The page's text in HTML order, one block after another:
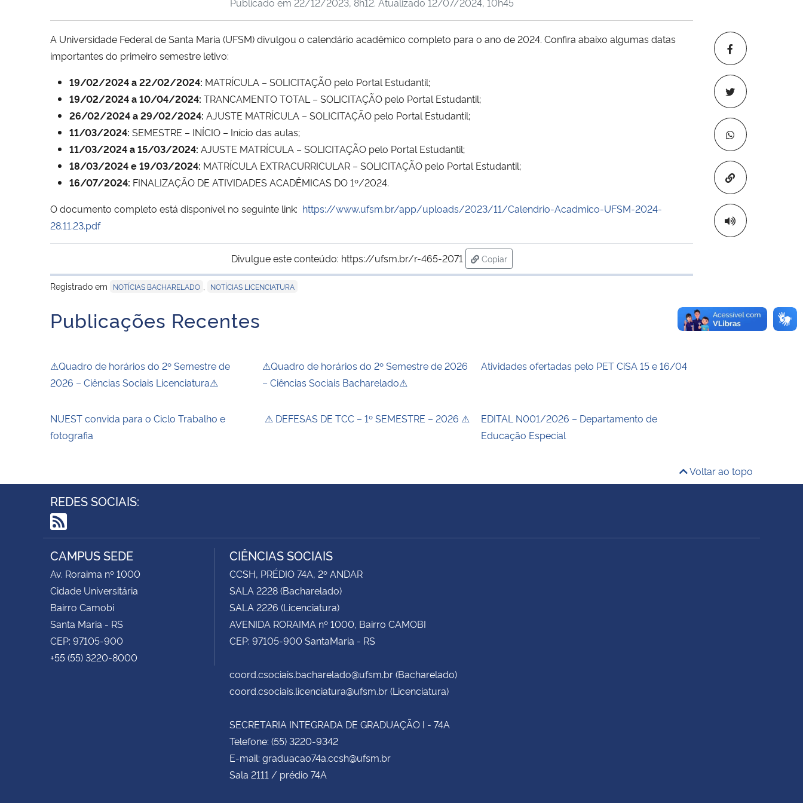
Copiar para
A Universidade Federal de Santa Maria (UFSM) divulgou o calendário acadêmico completo para o ano de 2024. Confira abaixo algumas datas
importantes do primeiro semestre letivo:
19/02/2024 a 22/02/2024: MATRÍCULA – SOLICITAÇÃO pelo Portal Estudantil;
19/02/2024 a 10/04/2024: TRANCAMENTO TOTAL – SOLICITAÇÃO pelo Portal Estudantil;
26/02/2024 a 29/02/2024: AJUSTE MATRÍCULA – SOLICITAÇÃO pelo Portal Estudantil;
11/03/2024: SEMESTRE – INÍCIO – Início das aulas;
11/03/2024 a 15/03/2024: AJUSTE MATRÍCULA – SOLICITAÇÃO pelo Portal Estudantil;
18/03/2024 e 19/03/2024: MATRÍCULA EXTRACURRICULAR – SOLICITAÇÃO pelo Portal Estudantil;
16/07/2024: FINALIZAÇÃO DE ATIVIDADES ACADÊMICAS DO 1º/2024.
O documento completo está disponível no seguinte link: https://www.ufsm.br/app/uploads/2023/11/Calendrio-Acadmico-UFSM-2024-
28.11.23.pdf
Divulgue este conteúdo: https://ufsm.br/r-465-2071
Copiar
para área de transferência
Registrado em
NOTÍCIAS BACHARELADO NOTÍCIAS LICENCIATURA
Publicações Recentes
⚠Quadro de horários do 2º Semestre de
2026 – Ciências Sociais Licenciatura⚠
⚠Quadro de horários do 2º Semestre de 2026
– Ciências Sociais Bacharelado⚠
Atividades ofertadas pelo PET CiSA 15 e 16/04
NUEST convida para o Ciclo Trabalho e
fotografia
⚠ DEFESAS DE TCC – 1º SEMESTRE – 2026 ⚠
EDITAL N001/2026 – Departamento de
Educação Especial
Voltar ao topo
REDES SOCIAIS:
RSS
CAMPUS SEDE
Av. Roraima nº 1000
Cidade Universitária
Bairro Camobi
Santa Maria - RS
CEP: 97105-900
+55 (55) 3220-8000
CIÊNCIAS SOCIAIS
CCSH, PRÉDIO 74A, 2º ANDAR
SALA 2228 (Bacharelado)
SALA 2226 (Licenciatura)
AVENIDA RORAIMA nº 1000, Bairro CAMOBI
CEP: 97105-900 SantaMaria - RS
coord.csociais.bacharelado@ufsm.br (Bacharelado)
coord.csociais.licenciatura@ufsm.br (Licenciatura)
SECRETARIA INTEGRADA DE GRADUAÇÃO I - 74A
Telefone: (55) 3220-9342
E-mail: graduacao74a.ccsh@ufsm.br
Sala 2111 / prédio 74A